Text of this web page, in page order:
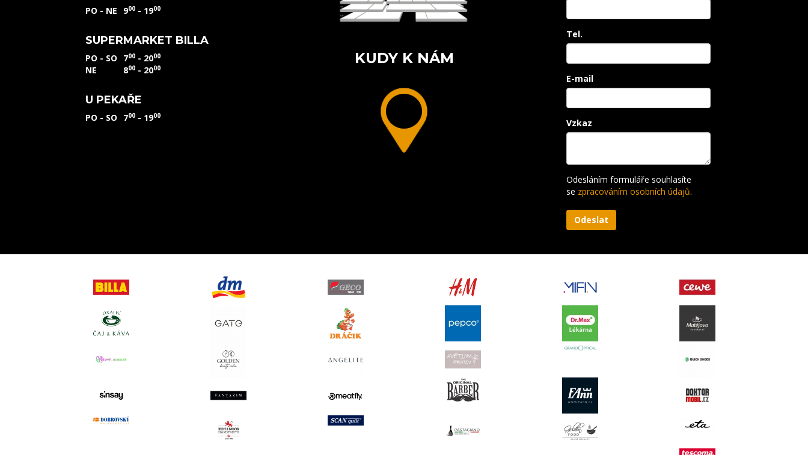
PO - NE 900 - 1900
SUPERMARKET BILLA
PO - SO 700 - 2000
NE 800 - 2000
U PEKAŘE
PO - SO 700 - 1900
KUDY K NÁM
Tel.
E-mail
Vzkaz
Odesláním formuláře souhlasíte
se zpracováním osobních údajů.